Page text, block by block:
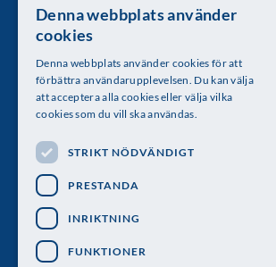
Kungl. Vetenskapsakademien
Besöksadress: Lilla Frescativägen 4A
Telefon: 08-673 95 00
Följ oss
SWEDISH
Denna webbplats använder
cookies
Denna webbplats använder cookies för att
förbättra användarupplevelsen. Du kan välja
att acceptera alla cookies eller välja vilka
cookies som du vill ska användas.
STRIKT NÖDVÄNDIGT
PRESTANDA
INRIKTNING
FUNKTIONER